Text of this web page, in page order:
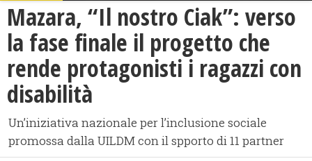
Mazara, ​“Il nostro Ciak”: verso
la fase finale il progetto che
rende protagonisti i ragazzi con
disabilità
Un’iniziativa nazionale per l’inclusione sociale
promossa dalla UILDM con il spporto di 11 partner